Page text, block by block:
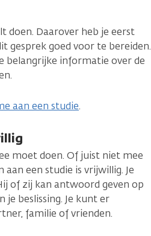
doen. Daarover heb je eerst
gesprek goed voor te bereiden.
belangrijke informatie over de
aan een studie.
moet doen. Of juist niet mee
een studie is vrijwillig. Je
of zij kan antwoord geven op
beslissing. Je kunt er
familie of vrienden.